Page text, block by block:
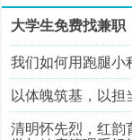
大学生免费找兼职
我们如何用跑腿小
以体魄筑基，以担
清明怀先烈，红